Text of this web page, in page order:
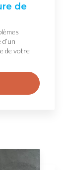
de
de votre